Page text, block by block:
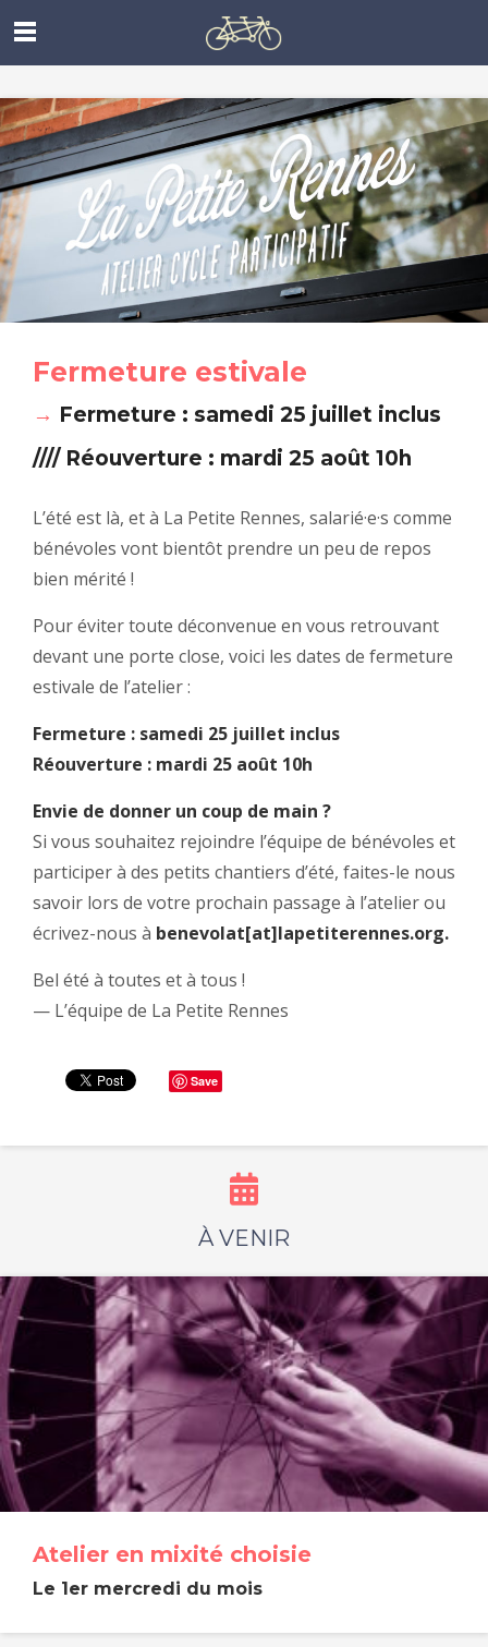
Fermeture estivale
→ Fermeture : samedi 25 juillet inclus
//// Réouverture : mardi 25 août 10h
L’été est là, et à La Petite Rennes, salarié·e·s comme
bénévoles vont bientôt prendre un peu de repos
bien mérité !
Pour éviter toute déconvenue en vous retrouvant
devant une porte close, voici les dates de fermeture
estivale de l’atelier :
Fermeture : samedi 25 juillet inclus
Réouverture : mardi 25 août 10h
Envie de donner un coup de main ?
Si vous souhaitez rejoindre l’équipe de bénévoles et
participer à des petits chantiers d’été, faites-le nous
savoir lors de votre prochain passage à l’atelier ou
écrivez-nous à benevolat[at]lapetiterennes.org.
Bel été à toutes et à tous !
— L’équipe de La Petite Rennes
Save
À VENIR
Atelier en mixité choisie
Le 1er mercredi du mois